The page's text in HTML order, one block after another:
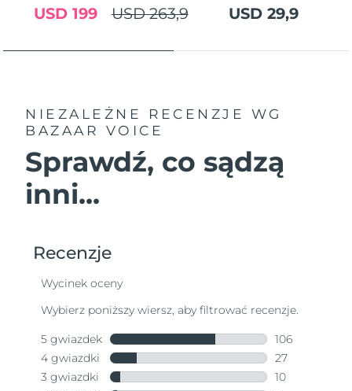
USD 263,9
USD 199 USD 29,9
NIEZALEŻNE RECENZJE
WG
BAZAAR VOICE
Sprawdź, co sądzą
inni...